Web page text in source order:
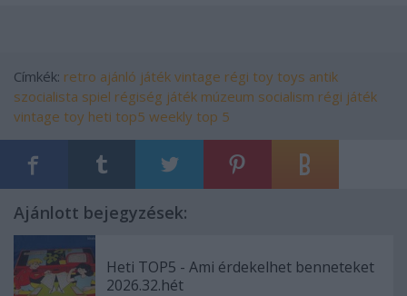
Címkék: retro ajánló játék vintage régi toy toys antik
szocialista spiel régiség játék múzeum socialism régi játék
vintage toy heti top5 weekly top 5
Ajánlott bejegyzések:
Heti TOP5 - Ami érdekelhet benneteket
2026.32.hét